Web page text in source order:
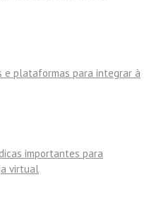
e plataformas para integrar à
importantes para
virtual